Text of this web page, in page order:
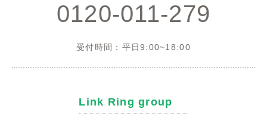
0120-011-279
受付時間：平日9:00~18:00
Link Ring group